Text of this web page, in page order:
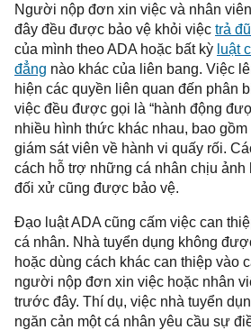
Người nộp đơn xin việc và nhân
đây đều được bảo vệ khỏi việc trả
của mình theo ADA hoặc bất kỳ luật
đẳng nào khác của liên bang. Việc
hiện các quyền liên quan đến phân
việc đều được gọi là “hành động
nhiều hình thức khác nhau, bao
giám sát viên về hành vi quấy rối.
cách hỗ trợ những cá nhân chịu
đối xử cũng được bảo vệ.
Đạo luật ADA cũng cấm việc can
cá nhân. Nhà tuyển dụng không
hoặc dùng cách khác can thiệp vào
người nộp đơn xin việc hoặc nhân
trước đây. Thí dụ, việc nhà tuyển
ngăn cản một cá nhân yêu cầu sự